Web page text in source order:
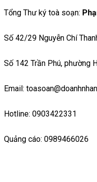
Tổng Thư ký toà soạn:
Số 42/29 Nguyễn Chí
Số 142 Trần Phú, phường
Email:
Hotline: 0903422331
Quảng cáo: 0989466026